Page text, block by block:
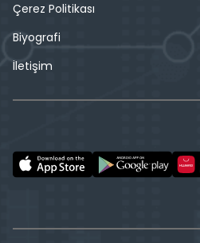
Çerez Politikası
Biyografi
İletişim